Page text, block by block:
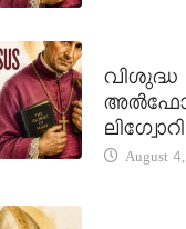
വിശുദ്ധ
ലിഗ്വോറി
August